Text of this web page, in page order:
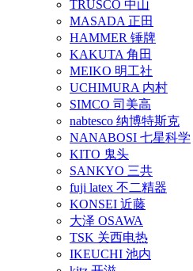
TRUSCO 中山
MASADA 正田
HAMMER 锤牌
KAKUTA 角田
MEIKO 明工社
UCHIMURA 内村
SIMCO 司美高
nabtesco 纳博特斯克
NANABOSI 七星科学
KITO 鬼头
SANKYO 三共
fuji latex 不二精器
KONSEI 近藤
大泽 OSAWA
TSK 关西电热
IKEUCHI 池内